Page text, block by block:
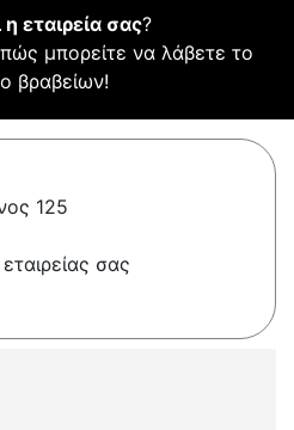
εταιρεία σας?
μπορείτε να λάβετε το
βραβείων!
125
σας